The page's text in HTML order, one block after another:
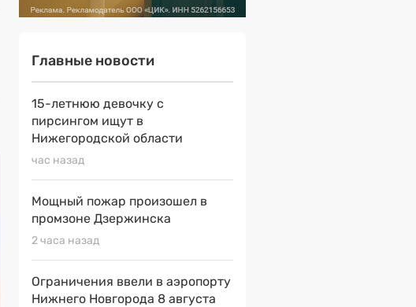
Главные новости
15-летнюю девочку с
пирсингом ищут в
Нижегородской области
час назад
Мощный пожар произошел в
промзоне Дзержинска
2 часа назад
Ограничения ввели в аэропорту
Нижнего Новгорода 8 августа